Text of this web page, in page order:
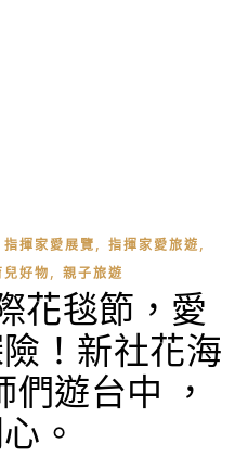
指揮家愛展覽, 指揮家愛旅遊,
兒好物, 親子旅遊
花毯節，愛
！新社花海
遊台中 ，
。